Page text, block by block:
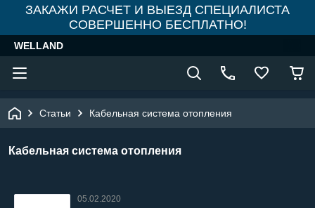
ЗАКАЖИ РАСЧЕТ И ВЫЕЗД СПЕЦИАЛИСТА
СОВЕРШЕННО БЕСПЛАТНО!
WELLAND
Статьи Кабельная система отопления
Кабельная система отопления
05.02.2020